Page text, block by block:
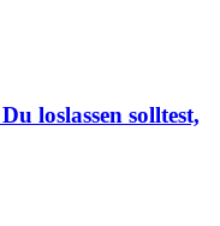
loslassen solltest,